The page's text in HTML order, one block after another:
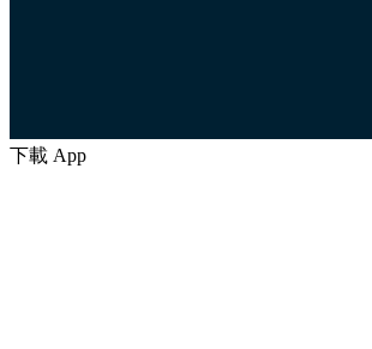
下載 App